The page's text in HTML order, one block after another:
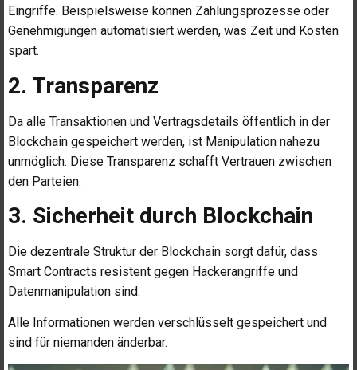
Eingriffe. Beispielsweise können Zahlungsprozesse oder
Genehmigungen automatisiert werden, was Zeit und Kosten
spart.
2. Transparenz
Da alle Transaktionen und Vertragsdetails öffentlich in der
Blockchain gespeichert werden, ist Manipulation nahezu
unmöglich. Diese Transparenz schafft Vertrauen zwischen
den Parteien.
3. Sicherheit durch Blockchain
Die dezentrale Struktur der Blockchain sorgt dafür, dass
Smart Contracts resistent gegen Hackerangriffe und
Datenmanipulation sind.
Alle Informationen werden verschlüsselt gespeichert und
sind für niemanden änderbar.